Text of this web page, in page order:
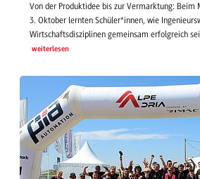
Von der Produktidee bis zur Vermarktung: Beim
3. Oktober lernten Schüler*innen, wie
Wirtschaftsdisziplinen gemeinsam erfolgreich
weiterlesen